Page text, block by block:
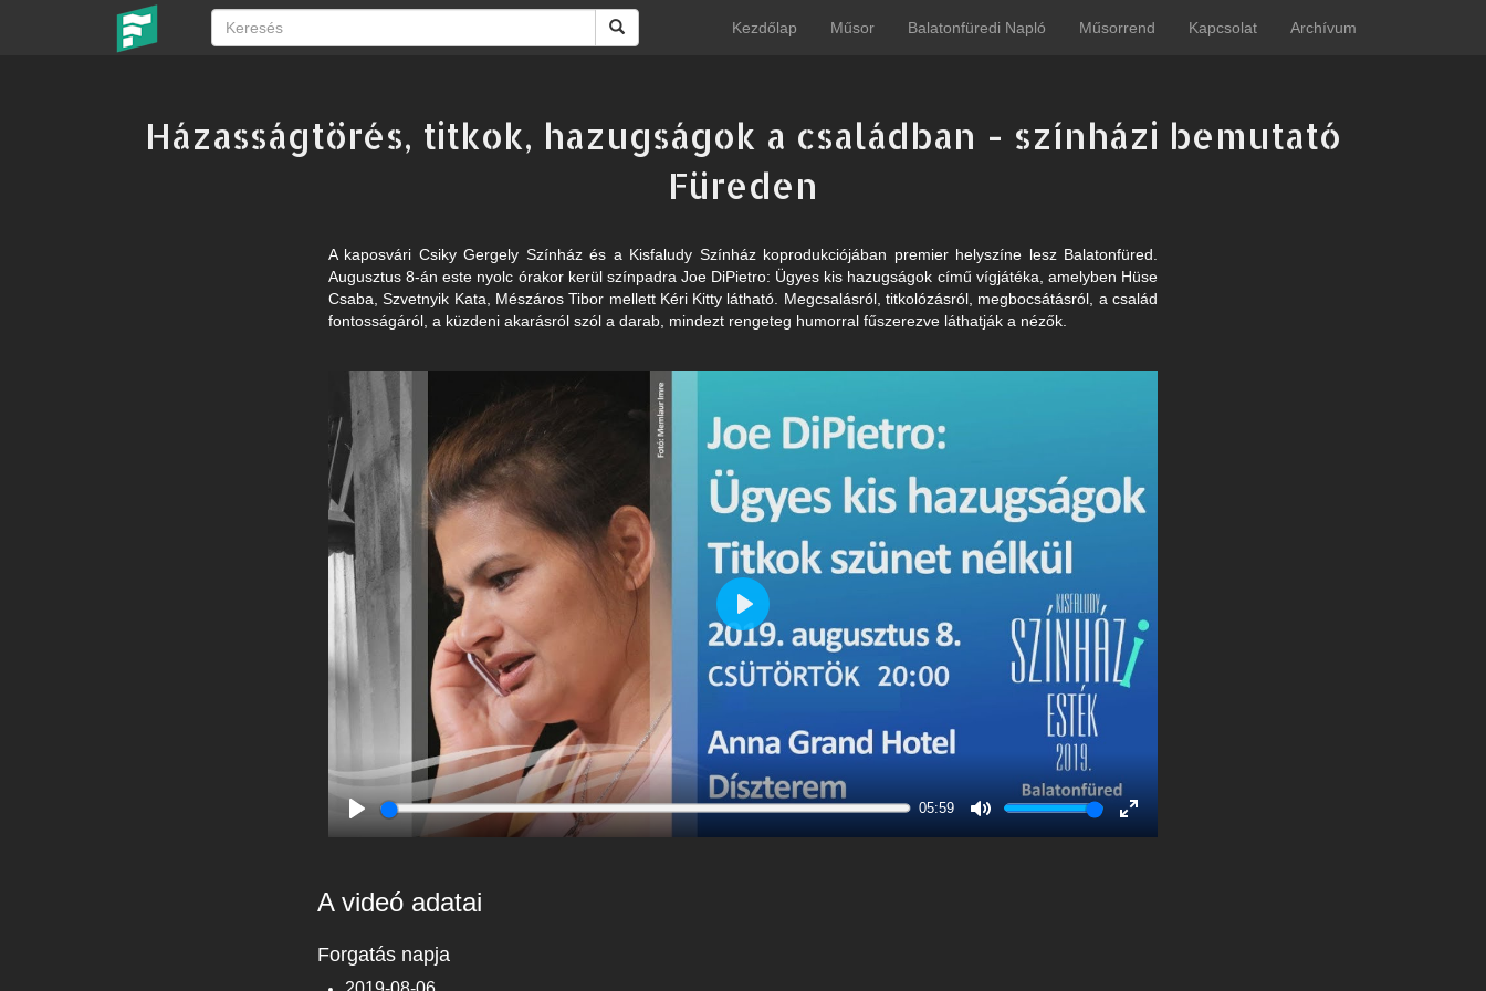
Kezdőlap Műsor Balatonfüredi Napló Műsorrend Kapcsolat Archívum
Házasságtörés, titkok, hazugságok a családban - színházi bemutató
Füreden
A kaposvári Csiky Gergely Színház és a Kisfaludy Színház koprodukciójában premier helyszíne lesz Balatonfüred.
Augusztus 8-án este nyolc órakor kerül színpadra Joe DiPietro: Ügyes kis hazugságok című vígjátéka, amelyben Hüse
Csaba, Szvetnyik Kata, Mészáros Tibor mellett Kéri Kitty látható. Megcsalásról, titkolózásról, megbocsátásról, a család
fontosságáról, a küzdeni akarásról szól a darab, mindezt rengeteg humorral fűszerezve láthatják a nézők.
05:59
Play
A videó adatai
Forgatás napja